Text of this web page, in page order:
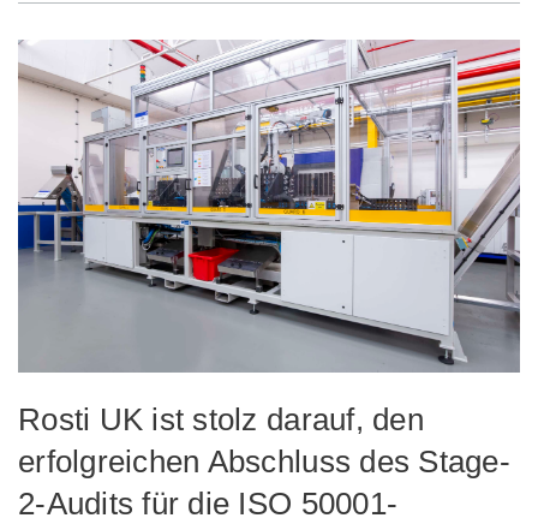
Rosti UK ist stolz darauf, den
erfolgreichen Abschluss des Stage-
2-Audits für die ISO 50001-